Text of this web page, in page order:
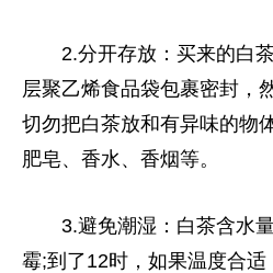
2.分开存放：买来的白
层聚乙烯食品袋包裹密封，
切勿把白茶放和有异味的物
肥皂、香水、香烟等。
3.避免潮湿：白茶含水
霉;到了12时，如果温度合适